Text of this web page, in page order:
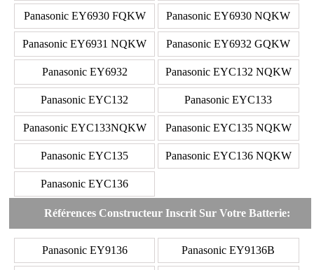
Panasonic EY6930 FQKW Panasonic EY6930 NQKW
Panasonic EY6931 NQKW Panasonic EY6932 GQKW
Panasonic EY6932 Panasonic EYC132 NQKW
Panasonic EYC132 Panasonic EYC133
Panasonic EYC133NQKW Panasonic EYC135 NQKW
Panasonic EYC135 Panasonic EYC136 NQKW
Panasonic EYC136
Références Constructeur Inscrit Sur Votre Batterie:
Panasonic EY9136 Panasonic EY9136B